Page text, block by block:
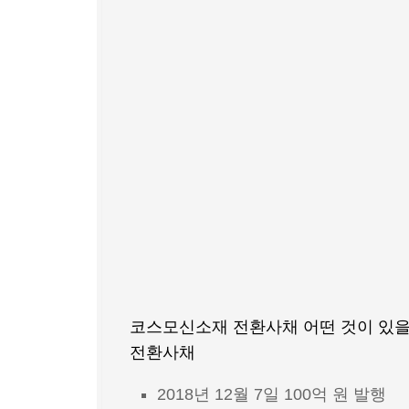
코스모신소재 전환사채 어떤 것이 있
전환사채
2018년 12월 7일 100억 원 발행